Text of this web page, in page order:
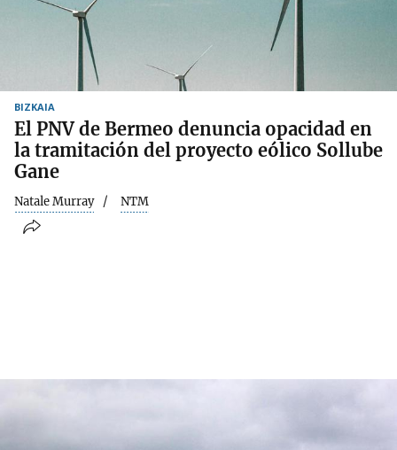
BIZKAIA
El PNV de Bermeo denuncia opacidad en
la tramitación del proyecto eólico Sollube
Gane
Natale Murray NTM